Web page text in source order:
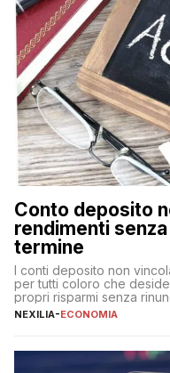
Conto deposito
rendimenti
termine
I conti deposito non
per tutti coloro che
propri risparmi senza
necessità. A differenza
flessibilità e rendimento.
NEXILIA-ECONOMIA